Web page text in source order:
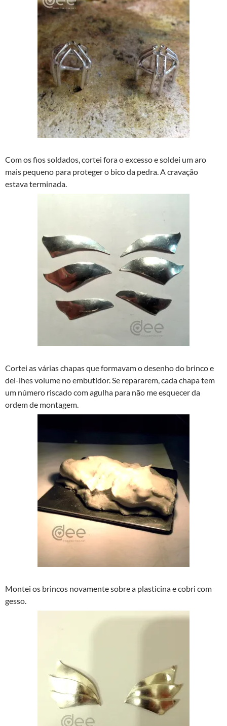
Com os fios soldados, cortei fora o excesso e soldei um aro
mais pequeno para proteger o bico da pedra. A cravação
estava terminada.
Cortei as várias chapas que formavam o desenho do brinco e
dei-lhes volume no embutidor. Se repararem, cada chapa tem
um número riscado com agulha para não me esquecer da
ordem de montagem.
Montei os brincos novamente sobre a plasticina e cobri com
gesso.